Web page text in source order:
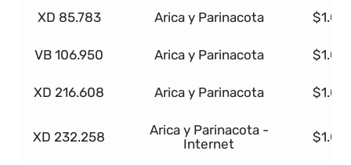
XD 85.783 Arica y Parinacota
VB 106.950 Arica y Parinacota
XD 216.608 Arica y Parinacota
XD 232.258
Arica y Parinacota -
Internet